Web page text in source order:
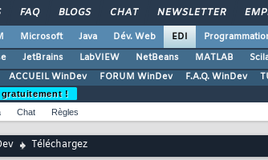
FAQ BLOGS CHAT NEWSLETTER
Microsoft Java Dév. Web EDI
JetBrains LabVIEW NetBeans MATLAB
ACCUEIL WinDev
FORUM WinDev F.A.Q. WinDev
!
Chat Règles
Téléchargez